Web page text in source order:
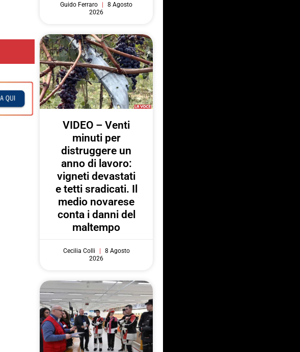
Guido Ferraro
8 Agosto
2026
VIDEO – Venti
minuti per
distruggere un
anno di lavoro:
vigneti devastati
e tetti sradicati. Il
medio novarese
conta i danni del
maltempo
Cecilia Colli
8 Agosto
2026